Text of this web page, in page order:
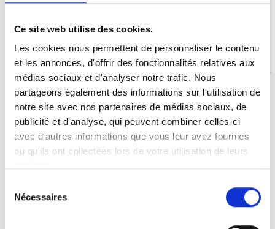
Ce site web utilise des cookies.
Les cookies nous permettent de personnaliser le contenu
et les annonces, d'offrir des fonctionnalités relatives aux
médias sociaux et d'analyser notre trafic. Nous
partageons également des informations sur l'utilisation de
notre site avec nos partenaires de médias sociaux, de
publicité et d'analyse, qui peuvent combiner celles-ci
avec d'autres informations que vous leur avez fournies
ou qu'ils ont collectées lors de votre utilisation de leurs
Nécessaires
Qu’est-ce qui vous intéresse ?
Assise dans le véhicule
Levage et arrimage
Conduite autonome
Planchers et Sièges